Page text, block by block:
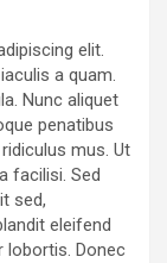
elit.
a quam.
Nunc aliquet
penatibus
mus. Ut
facilisi. Sed
sed,
eleifend
lobortis. Donec